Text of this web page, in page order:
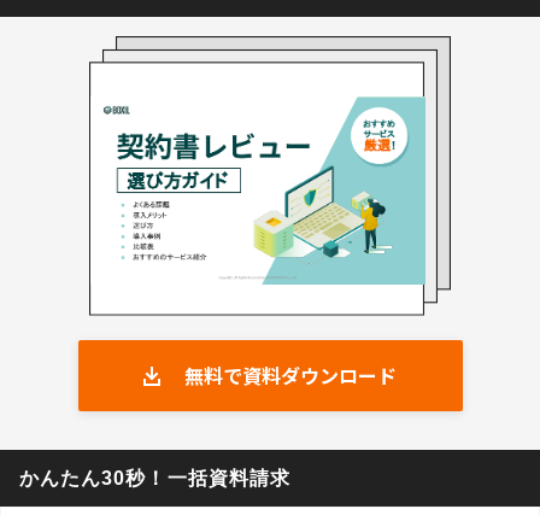
無料で資料ダウンロード
かんたん30秒！一括資料請求